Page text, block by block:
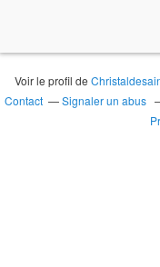
Voir le profil de
Contact
Signaler un abus